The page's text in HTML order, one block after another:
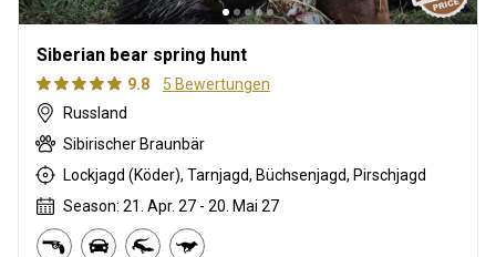
Siberian bear spring hunt
9.8
5 Bewertungen
Russland
Sibirischer Braunbär
Lockjagd (Köder), Tarnjagd, Büchsenjagd, Pirschjagd
Season: 21. Apr. 27 - 20. Mai 27